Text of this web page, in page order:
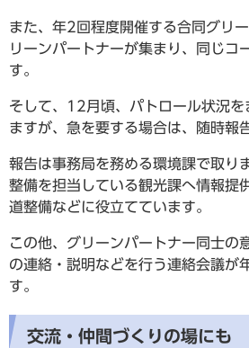
また、年2回程度開催する合同グリ
リーンパートナーが集まり、同じコ
す。
そして、12月頃、パトロール状況を
ますが、急を要する場合は、随時報
報告は事務局を務める環境課で取り
整備を担当している観光課へ情報提
道整備などに役立てています。
この他、グリーンパートナー同士の
の連絡・説明などを行う連絡会議が
す。
交流・仲間づくりの場にも